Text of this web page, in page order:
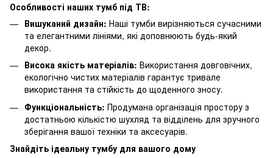
Особливості наших тумб під ТВ:
Вишуканий дизайн: Наші тумби вирізняються сучасними
та елегантними лініями, які доповнюють будь-який
декор.
Висока якість матеріалів: Використання довговічних,
екологічно чистих матеріалів гарантує тривале
використання та стійкість до щоденного зносу.
Функціональність: Продумана організація простору з
достатньою кількістю шухляд та відділень для зручного
зберігання вашої техніки та аксесуарів.
Знайдіть ідеальну тумбу для вашого дому